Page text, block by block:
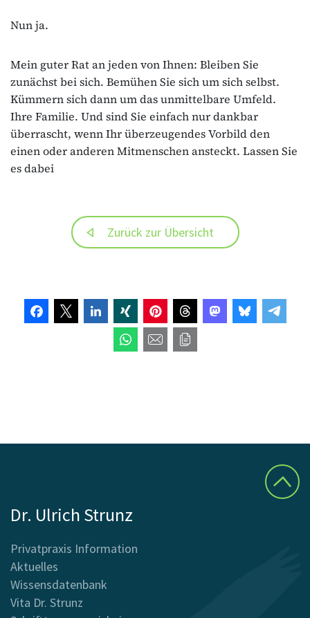
Nun ja.
Mein guter Rat an jeden von Ihnen: Bleiben Sie
zunächst bei sich. Bemühen Sie sich um sich selbst.
Kümmern sich dann um das unmittelbare Umfeld.
Ihre Familie. Und sind Sie einfach nur dankbar
überrascht, wenn Ihr überzeugendes Vorbild den
einen oder anderen Mitmenschen ansteckt. Lassen Sie
es dabei
Zurück zur Übersicht
Dr. Ulrich Strunz
Privatpraxis Information
Aktuelles
Wissensdatenbank
Vita Dr. Strunz